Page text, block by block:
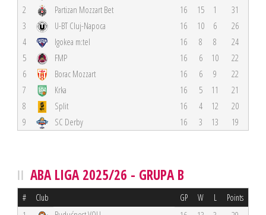
2
Partizan Mozzart Bet 16 15 1
31
3
U-BT Cluj-Napoca 16 10 6
26
4
Igokea m:tel 16 8 8
24
5
FMP 16 6 10
22
6
Borac Mozzart 16 6 9
22
7
Krka 16 5 11
21
8
Split 16 4 12
20
9
SC Derby 16 3 13 19
ABA LIGA 2025/26 - GRUPA B
# Club GP W L Points